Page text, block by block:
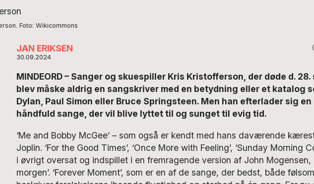
Foto: Wikicommons
JAN ERIKSEN
30.09.2024
MINDEORD – Sanger og skuespiller Kris Kristofferson, der døde d. 28.
blev måske aldrig en sangskriver med en betydning eller et katalog
Dylan, Paul Simon eller Bruce Springsteen. Men han efterlader sig
håndfuld sange, der vil blive lyttet til og sunget til evig tid.
‘Me and Bobby McGee’ – som også er kendt med hans daværende
Joplin. ‘For the Good Times’, ‘Once More with Feeling’, ‘Sunday Morning
i øvrigt oversat og indspillet i en fremragende version af John Mogensen,
morgen’. ‘Forever Moment’, som er en af de sange, der bedst, både